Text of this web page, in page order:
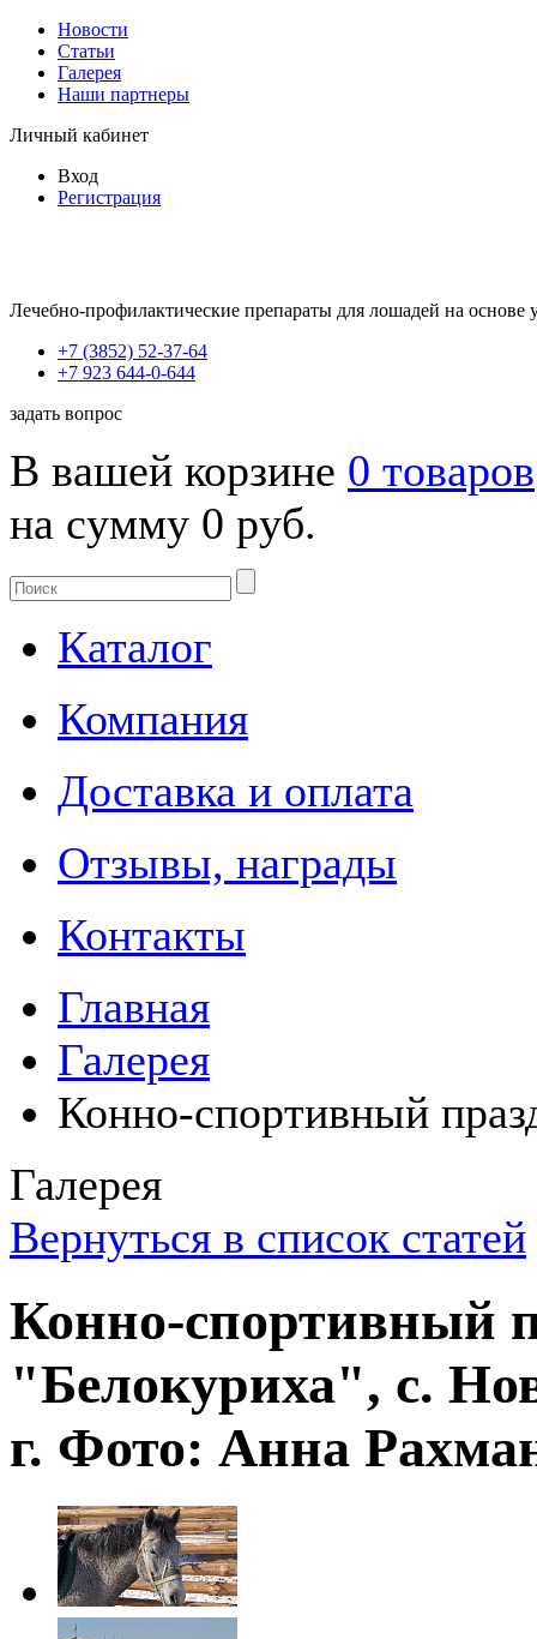
Новости
Статьи
Галерея
Наши партнеры
Личный кабинет
Вход
Регистрация
Лечебно-профилактические препараты для лошадей на
+7 (3852) 52-37-64
+7 923 644-0-644
задать вопрос
В вашей корзине 0 товаров
на сумму 0 руб.
Каталог
Компания
Доставка и оплата
Отзывы, награды
Контакты
Главная
Галерея
Конно-спортивный
Галерея
Вернуться в список статей
Конно-спортивный
"Белокуриха", с.
г. Фото: Анна